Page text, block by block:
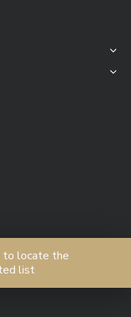
to locate the
list